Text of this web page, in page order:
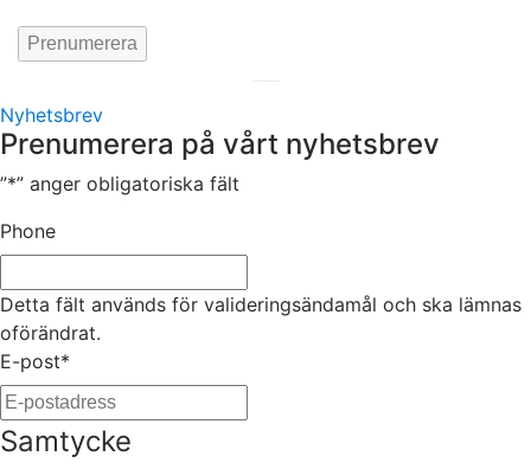
Nyhetsbrev
Prenumerera på vårt nyhetsbrev
”*” anger obligatoriska fält
Phone
Detta fält används för valideringsändamål och ska lämnas
oförändrat.
E-post*
Samtycke